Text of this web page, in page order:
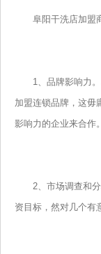
阜阳干洗店加盟商
1、品牌影响力。
加盟连锁品牌，这毋
影响力的企业来合作。
2、市场调查和分
资目标，然对几个有